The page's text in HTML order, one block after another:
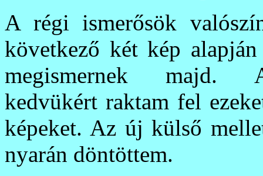
A régi ismerősök
következő két kép
megismernek
kedvükért raktam fel
képeket. Az új külső
nyarán döntöttem.